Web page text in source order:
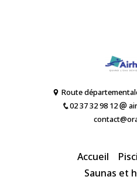
Route
02 37 32 98 12
Accueil
Saunas et